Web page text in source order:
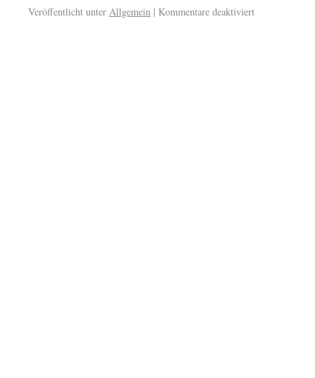
Veröffentlicht unter Allgemein | Kommentare deaktiviert